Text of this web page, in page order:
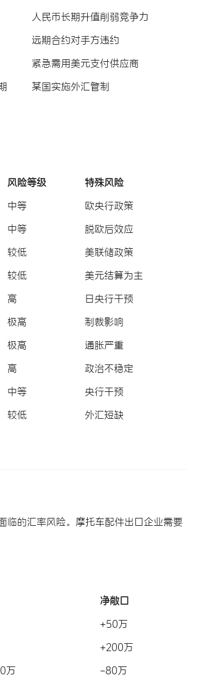
人民币长期升值削弱竞争力
远期合约对手方违约
紧急需用美元支付供应商
某国实施外汇管制
风险等级
特殊风险
中等
欧央行政策
中等
脱欧后效应
较低
美联储政策
较低
美元结算为主
高
日央行干预
极高
制裁影响
极高
通胀严重
高
政治不稳定
中等
央行干预
较低 外汇短缺
的汇率风险。摩托车配件出口企业需要
净敞口
+50万
+200万
万 -80万